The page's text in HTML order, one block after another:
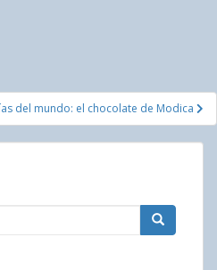
del mundo: el chocolate de Modica